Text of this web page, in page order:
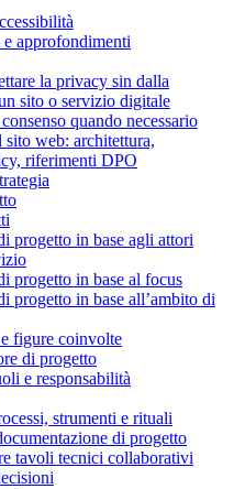
approfondimenti
la privacy sin dalla
sito o servizio digitale
quando necessario
sito web: architettura,
riferimenti DPO
progetto in base agli attori
progetto in base al focus
progetto in base all’ambito di
figure coinvolte
di progetto
e responsabilità
strumenti e rituali
di progetto
tavoli tecnici collaborativi